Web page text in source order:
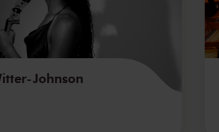
Johnson